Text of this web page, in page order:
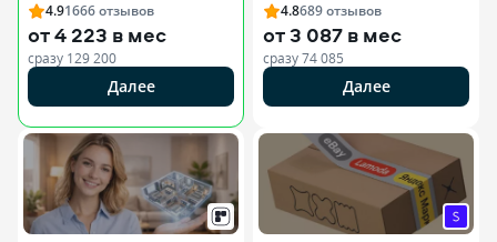
4.91666отзывов
от4 223 в мес
сразу 129 200
Далее
4.8689отзывов
от3 087 в мес
сразу74 085
Далее